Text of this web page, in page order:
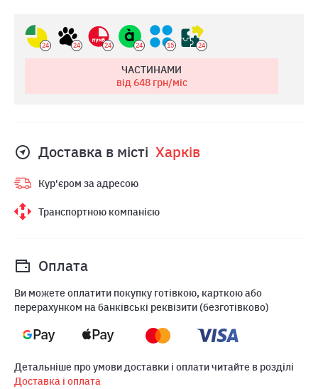
24 24 24 24 15 24
ЧАСТИНАМИ
від 648грн/міс
Доставка в місті Харкiв
Кур'єром за адресою
Транспортною компанією
Оплата
Ви можете оплатити покупку готівкою, карткою або
перерахунком на банківські реквізити (безготівково)
Детальніше про умови доставки і оплати читайте в розділі
Доставка і оплата